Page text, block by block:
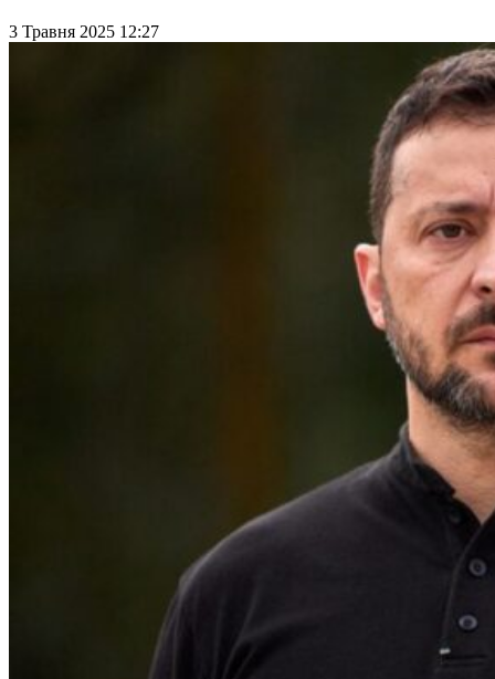
3 Травня 2025 12:27